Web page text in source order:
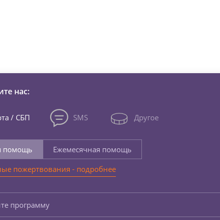
нас:
/ СБП SMS Другое
помощь
Ежемесячная помощь
пожертвования - подробнее
программу